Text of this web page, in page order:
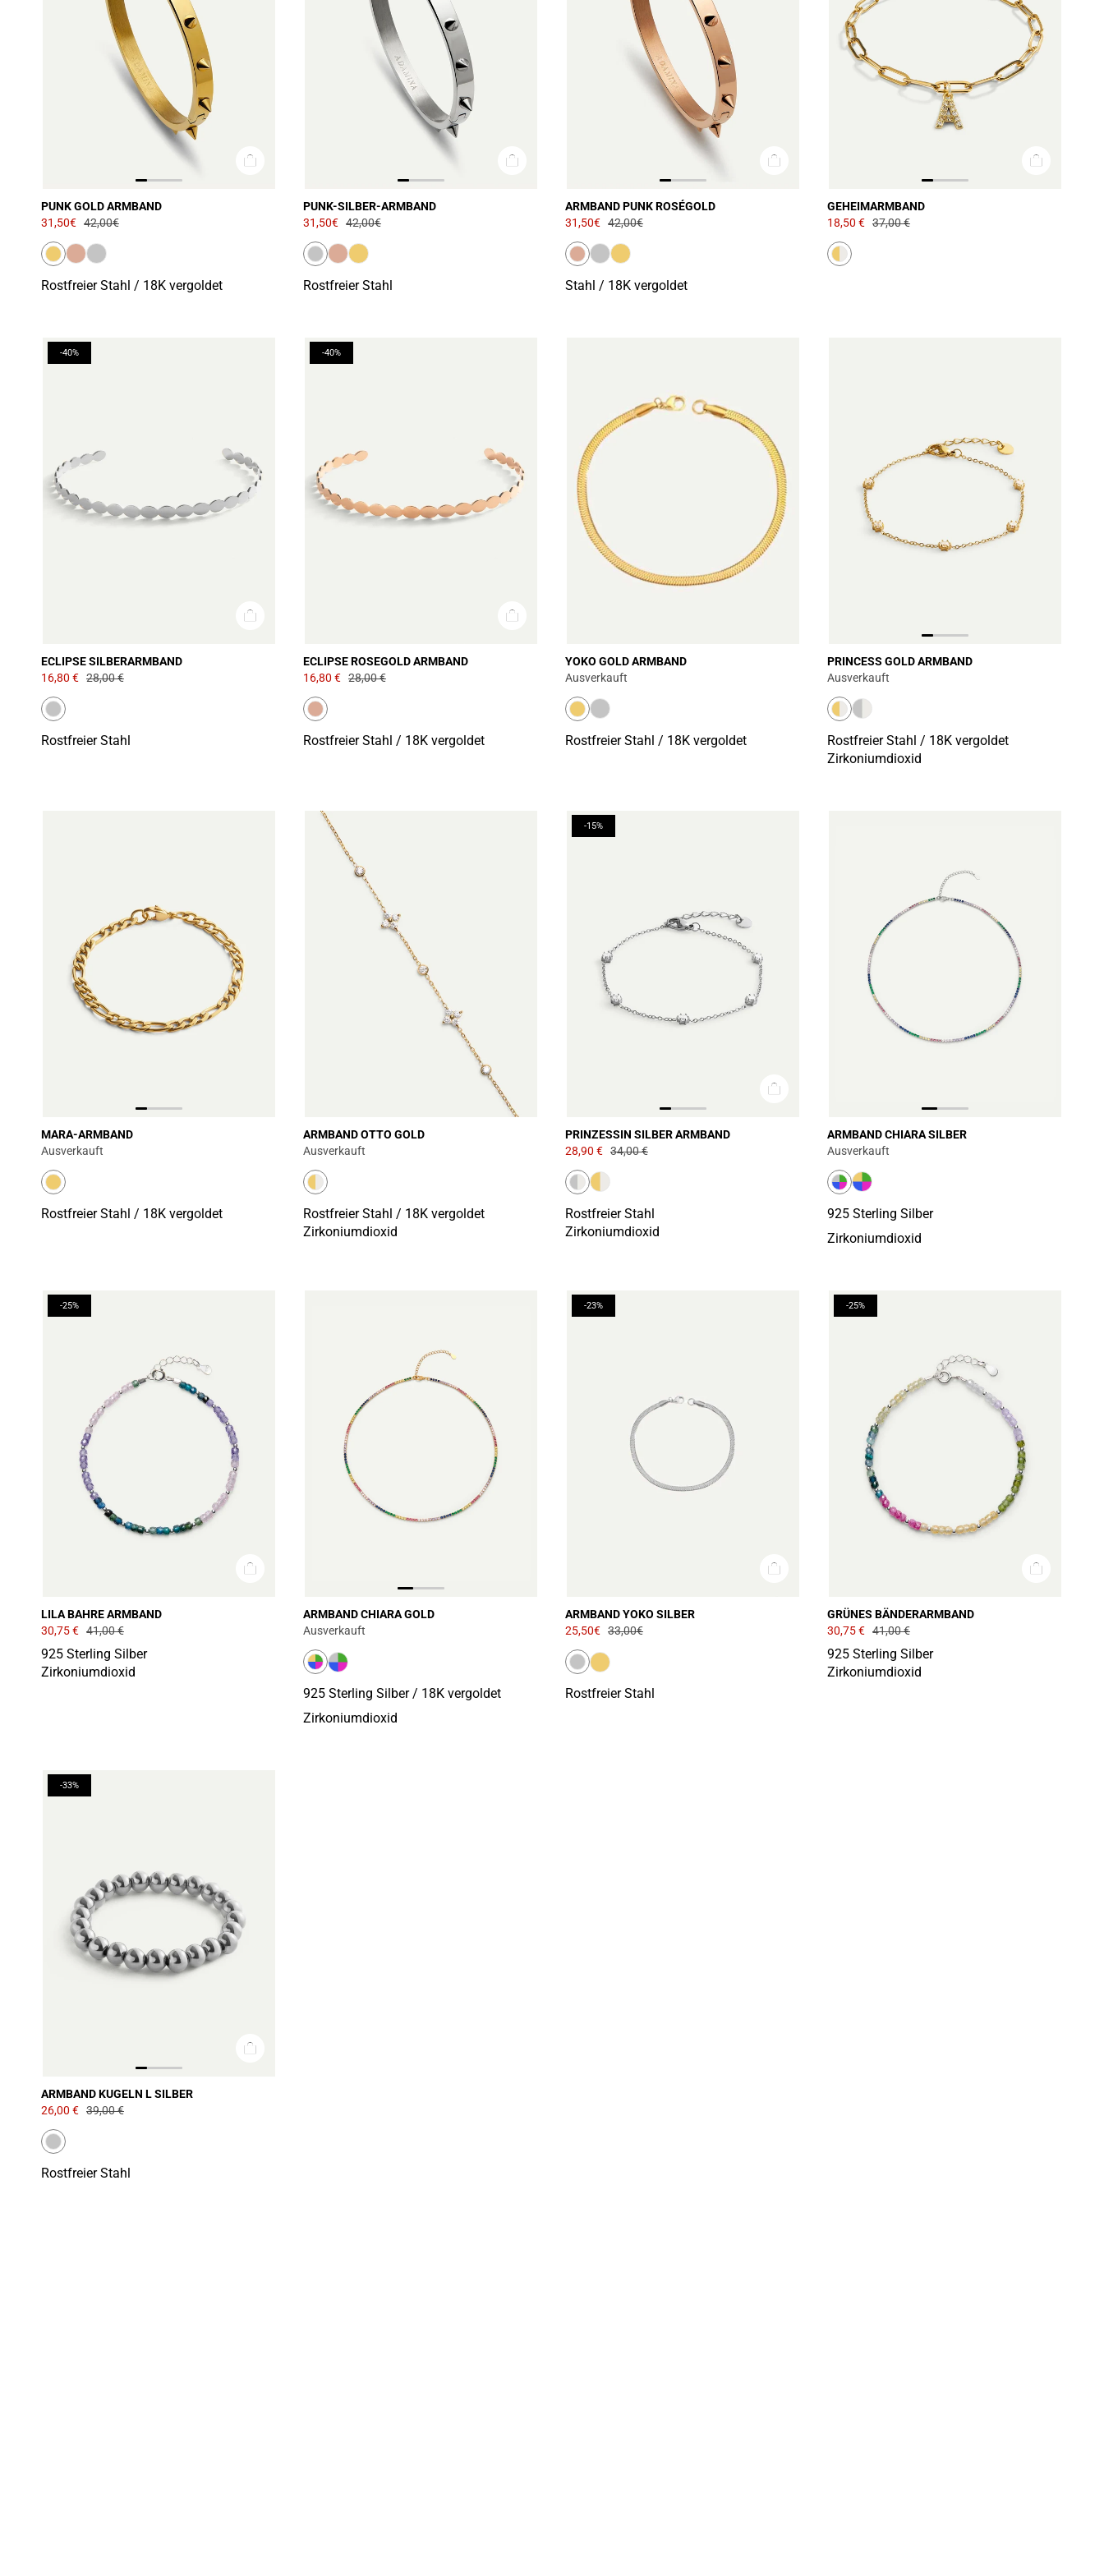
PUNK GOLD ARMBAND
31,50€ 42,00€
Rostfreier Stahl / 18K vergoldet
PUNK-SILBER-ARMBAND
31,50€ 42,00€
Rostfreier Stahl
ARMBAND PUNK ROSÉGOLD
31,50€ 42,00€
Stahl / 18K vergoldet
GEHEIMARMBAND
18,50 € 37,00 €
-40%
ECLIPSE SILBERARMBAND
16,80 € 28,00 €
Rostfreier Stahl
-40%
ECLIPSE ROSEGOLD ARMBAND
16,80 € 28,00 €
Rostfreier Stahl / 18K vergoldet
YOKO GOLD ARMBAND
Ausverkauft
Rostfreier Stahl / 18K vergoldet
PRINCESS GOLD ARMBAND
Ausverkauft
Rostfreier Stahl / 18K vergoldet
Zirkoniumdioxid
MARA-ARMBAND
Ausverkauft
Rostfreier Stahl / 18K vergoldet
ARMBAND OTTO GOLD
Ausverkauft
Rostfreier Stahl / 18K vergoldet
Zirkoniumdioxid
-15%
PRINZESSIN SILBER ARMBAND
28,90 € 34,00 €
Rostfreier Stahl
Zirkoniumdioxid
ARMBAND CHIARA SILBER
Ausverkauft
925 Sterling Silber
Zirkoniumdioxid
-25%
LILA BAHRE ARMBAND
30,75 € 41,00 €
925 Sterling Silber
Zirkoniumdioxid
ARMBAND CHIARA GOLD
Ausverkauft
925 Sterling Silber / 18K vergoldet
Zirkoniumdioxid
-23%
ARMBAND YOKO SILBER
25,50€ 33,00€
Rostfreier Stahl
-25%
GRÜNES BÄNDERARMBAND
30,75 € 41,00 €
925 Sterling Silber
Zirkoniumdioxid
-33%
ARMBAND KUGELN L SILBER
26,00 € 39,00 €
Rostfreier Stahl